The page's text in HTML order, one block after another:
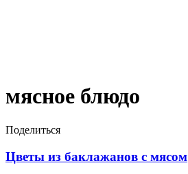
мясное блюдо
Поделиться
Цветы из баклажанов с мясом